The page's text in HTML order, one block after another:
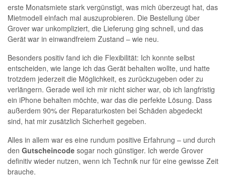
erste Monatsmiete stark vergünstigt, was mich überzeugt hat, das
Mietmodell einfach mal auszuprobieren. Die Bestellung über
Grover war unkompliziert, die Lieferung ging schnell, und das
Gerät war in einwandfreiem Zustand – wie neu.
Besonders positiv fand ich die Flexibilität: Ich konnte selbst
entscheiden, wie lange ich das Gerät behalten wollte, und hatte
trotzdem jederzeit die Möglichkeit, es zurückzugeben oder zu
verlängern. Gerade weil ich mir nicht sicher war, ob ich langfristig
ein iPhone behalten möchte, war das die perfekte Lösung. Dass
außerdem 90% der Reparaturkosten bei Schäden abgedeckt
sind, hat mir zusätzlich Sicherheit gegeben.
Alles in allem war es eine rundum positive Erfahrung – und durch
den Gutscheincode sogar noch günstiger. Ich werde Grover
definitiv wieder nutzen, wenn ich Technik nur für eine gewisse Zeit
brauche.